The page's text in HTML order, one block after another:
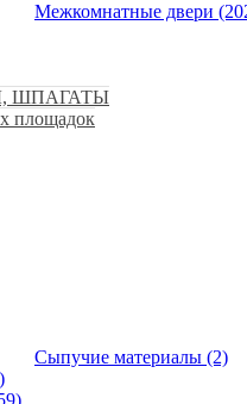
Межкомнатные двери
ШПАГАТЫ
площадок
Сыпучие материалы (2)